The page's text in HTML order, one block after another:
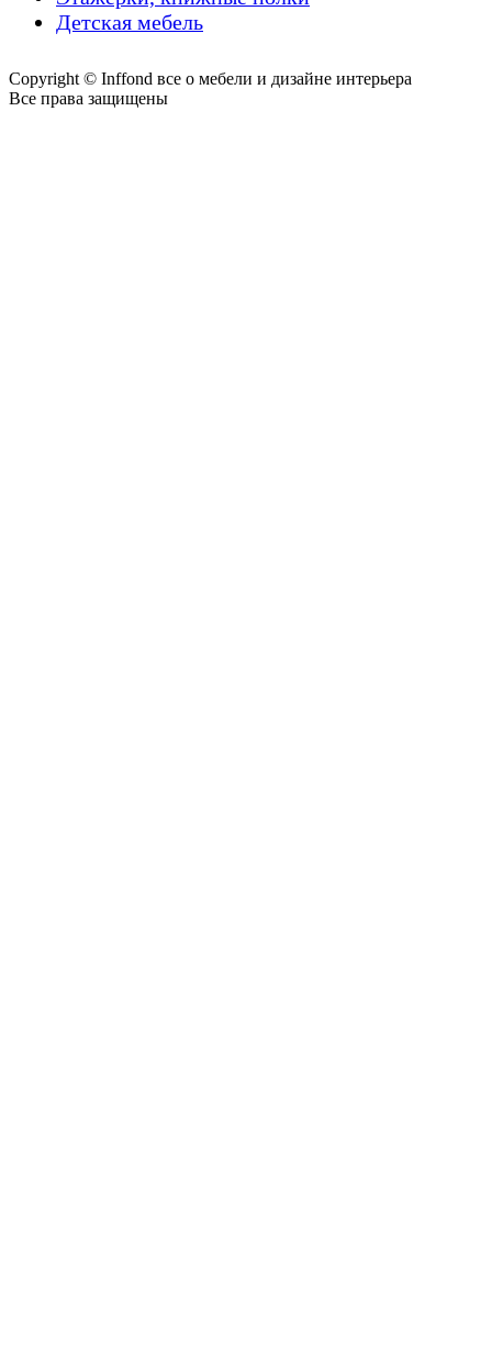
Детская мебель
Copyright © Inffond все о мебели и дизайне интерьера
Все права защищены